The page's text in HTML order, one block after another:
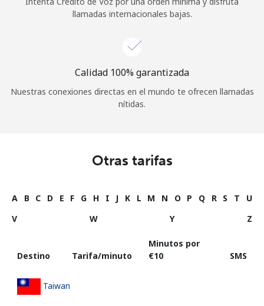
llamadas internacionales bajas.
Calidad 100% garantizada
Nuestras conexiones directas en el mundo te ofrecen llamadas
nítidas.
Otras tarifas
A B C D E F G H I J K L M N O P Q R S T
U
V
W Y Z
Destino Tarifa/minuto
Minutos por
⁦€10⁩
SMS
Taiwan